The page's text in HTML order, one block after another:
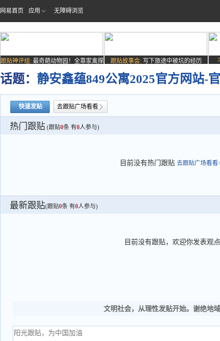
网易首页 应用 无障碍浏览
跟贴神评组: 最奇葩动物园！全靠家禽撑
场子
跟贴故事会: 写下旅途中被坑的经历
话题： 静安鑫蕴849公寓2025官方网站-
快速发贴 去跟贴广场看看
热门跟贴 (跟贴0条 有0人参与)
目前没有热门跟贴 去跟贴广场看看
最新跟贴(跟贴0条 有0人参与)
目前没有跟贴，欢迎你发表观点
文明社会，从理性发贴开始。谢绝地